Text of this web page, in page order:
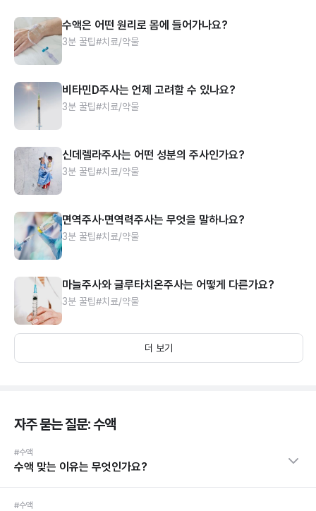
수액은 어떤 원리로 몸에 들어가나요?
3분 꿀팁#치료/약물
비타민D주사는 언제 고려할 수 있나요?
3분 꿀팁#치료/약물
신데렐라주사는 어떤 성분의 주사인가요?
3분 꿀팁#치료/약물
면역주사·면역력주사는 무엇을 말하나요?
3분 꿀팁#치료/약물
마늘주사와 글루타치온주사는 어떻게 다른가요?
3분 꿀팁#치료/약물
더 보기
자주 묻는 질문: 수액
#수액
수액 맞는 이유는 무엇인가요?
#수액